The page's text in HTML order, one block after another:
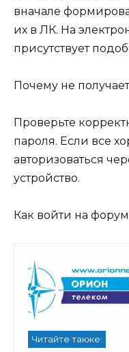
вначале
их в ЛК. На
присутствует
Почему не
Проверьте
пароля. Если все
авторизоваться
устройство.
Как войти на
Читайте также: